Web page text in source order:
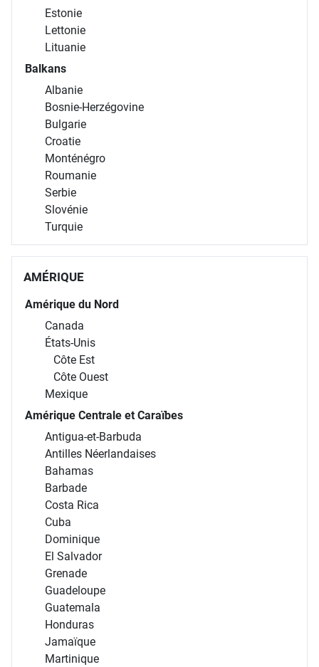
Estonie
Lettonie
Lituanie
Balkans
Albanie
Bosnie-Herzégovine
Bulgarie
Croatie
Monténégro
Roumanie
Serbie
Slovénie
Turquie
AMÉRIQUE
Amérique du Nord
Canada
États-Unis
Côte Est
Côte Ouest
Mexique
Amérique Centrale et Caraïbes
Antigua-et-Barbuda
Antilles Néerlandaises
Bahamas
Barbade
Costa Rica
Cuba
Dominique
El Salvador
Grenade
Guadeloupe
Guatemala
Honduras
Jamaïque
Martinique